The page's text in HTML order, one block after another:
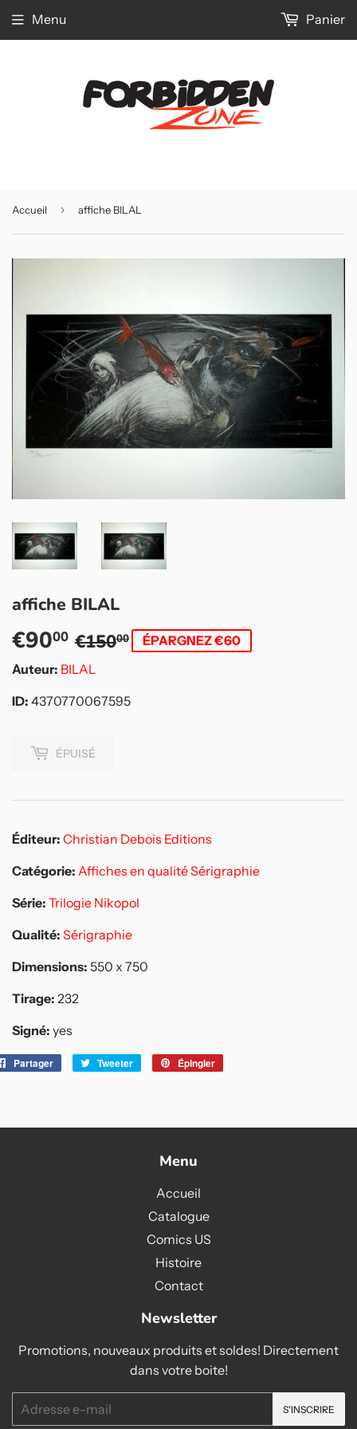
Menu Panier
Accueil › affiche BILAL
affiche BILAL
€9000 €15000Prix
€150,00
Prix
€90,00
ÉPARGNEZ €60
Auteur: BILAL
ID: 4370770067595
ÉPUISÉ
Éditeur: Christian Debois Editions
Catégorie: Affiches en qualité Sérigraphie
Série: Trilogie Nikopol
Qualité: Sérigraphie
Dimensions: 550 x 750
Tirage: 232
Signé: yes
Partager
PartagerTweeter
Tweeter
Épingler
Menu
Accueil
Catalogue
Comics US
Histoire
Contact
Newsletter
Promotions, nouveaux produits et soldes! Directement
dans votre boite!
mails
S'INSCRIRE